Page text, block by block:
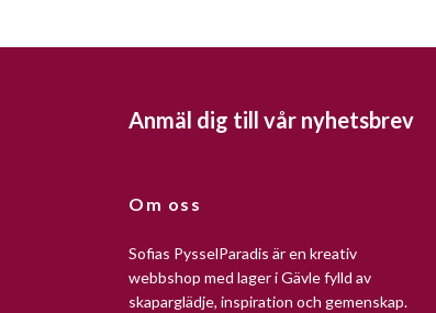
Anmäl dig till vår nyhetsbrev
Om oss
Sofias PysselParadis är en kreativ
webbshop med lager i Gävle fylld av
skaparglädje, inspiration och gemenskap.